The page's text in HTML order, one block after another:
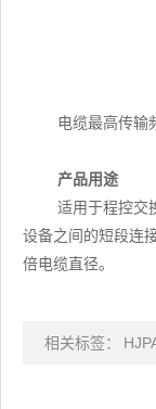
电缆最高传输
产品用途
适用于程控交
设备之间的短段连
倍电缆直径。
相关标签：